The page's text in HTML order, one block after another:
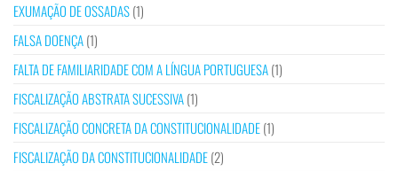
EXUMAÇÃO DE OSSADAS(1)
FALSA DOENÇA(1)
FALTA DE FAMILIARIDADE COM A LÍNGUA PORTUGUESA(1)
FISCALIZAÇÃO ABSTRATA SUCESSIVA(1)
FISCALIZAÇÃO CONCRETA DA CONSTITUCIONALIDADE(1)
FISCALIZAÇÃO DA CONSTITUCIONALIDADE(2)